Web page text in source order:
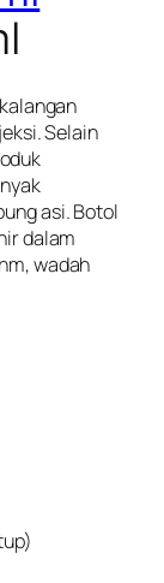
Selain
asi. Botol
dalam
wadah